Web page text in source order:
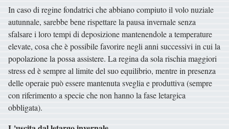
In caso di regine fondatrici che abbiano compiuto il volo nuziale
autunnale, sarebbe bene rispettare la pausa invernale senza
sfalsare i loro tempi di deposizione mantenendole a temperature
elevate, cosa che è possibile favorire negli anni successivi in cui la
popolazione la possa assistere. La regina da sola rischia maggiori
stress ed è sempre al limite del suo equilibrio, mentre in presenza
delle operaie può essere mantenuta sveglia e produttiva (sempre
con riferimento a specie che non hanno la fase letargica
obbligata).